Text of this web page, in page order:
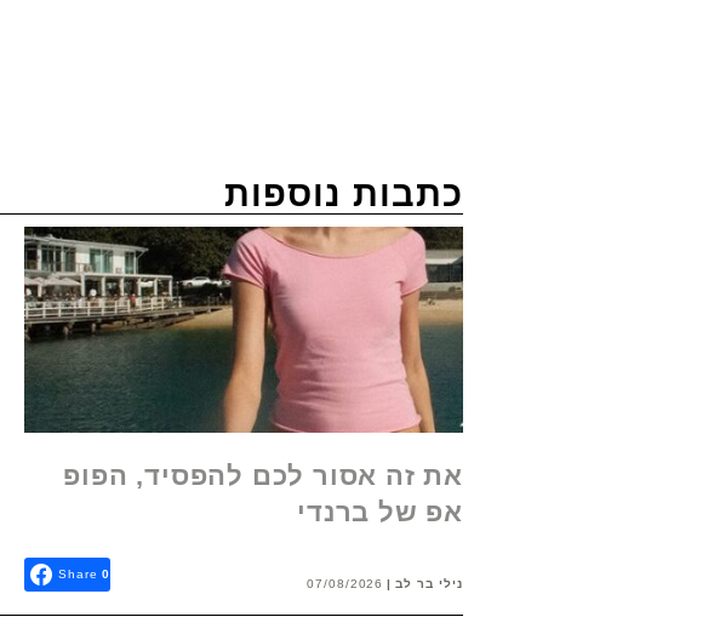
כתבות נוספות
את זה אסור לכם להפסיד, הפופ
אפ של ברנדי
נילי בר לב 07/08/2026
Share 0